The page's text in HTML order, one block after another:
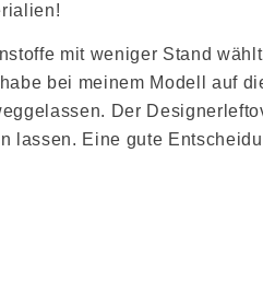
mit weniger Stand
bei meinem Modell auf
Der
lassen. Eine gute